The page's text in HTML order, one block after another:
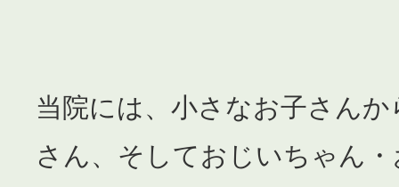
当院には、小さなお子さん
さん、そしておじいちゃん